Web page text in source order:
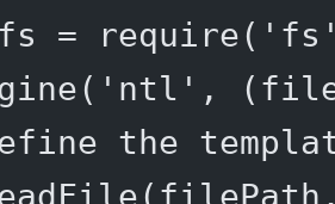
fs = require( 'fs'
( 'ntl' , (
the